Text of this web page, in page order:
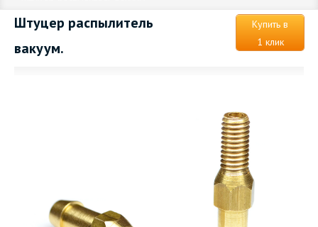
Штуцер распылитель
вакуум.
Купить в
1 клик